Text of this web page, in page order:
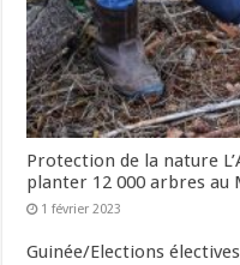
Protection de la nature
planter 12 000 arbres au
1 février 2023
Guinée/Elections